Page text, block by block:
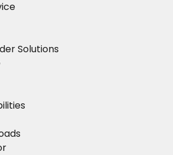
Solutions